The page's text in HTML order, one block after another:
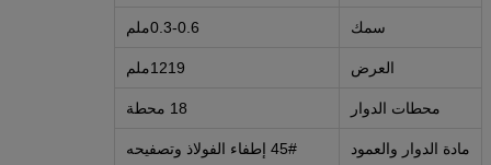
سمك 0.3-0.6ملم
العرض 1219ملم
محطات الدوار 18 محطة
مادة الدوار والعمود 45# إطفاء الفولاذ وتصفيحه